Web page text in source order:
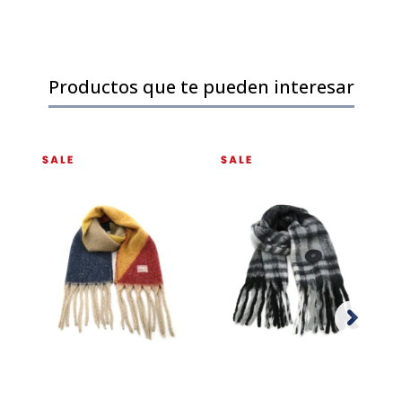
Productos que te pueden interesar